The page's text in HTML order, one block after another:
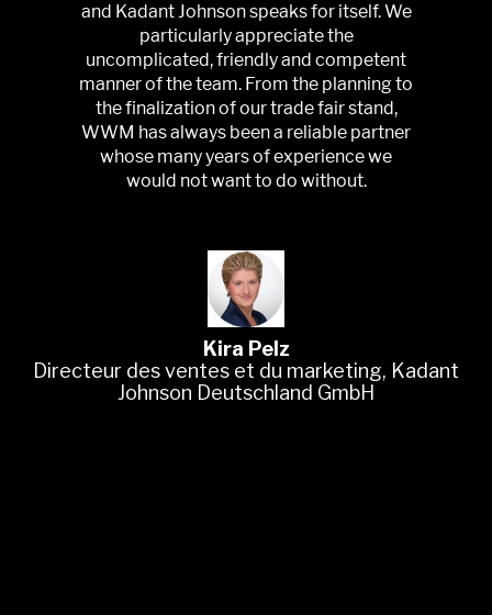
and Kadant Johnson speaks for itself. We
particularly appreciate the
uncomplicated, friendly and competent
manner of the team. From the planning to
the finalization of our trade fair stand,
WWM has always been a reliable partner
whose many years of experience we
would not want to do without.
Kira Pelz
Directeur des ventes et du marketing, Kadant
Johnson Deutschland GmbH